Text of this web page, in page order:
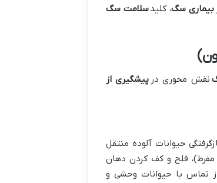
بیماری سگ، کلیدسلامت سگ
نقش محوری در پیشگیری از
حیوانات آلوده منتقل
مفرط)، فلج و کف کردن دهان
تماس با حیوانات وحشی و